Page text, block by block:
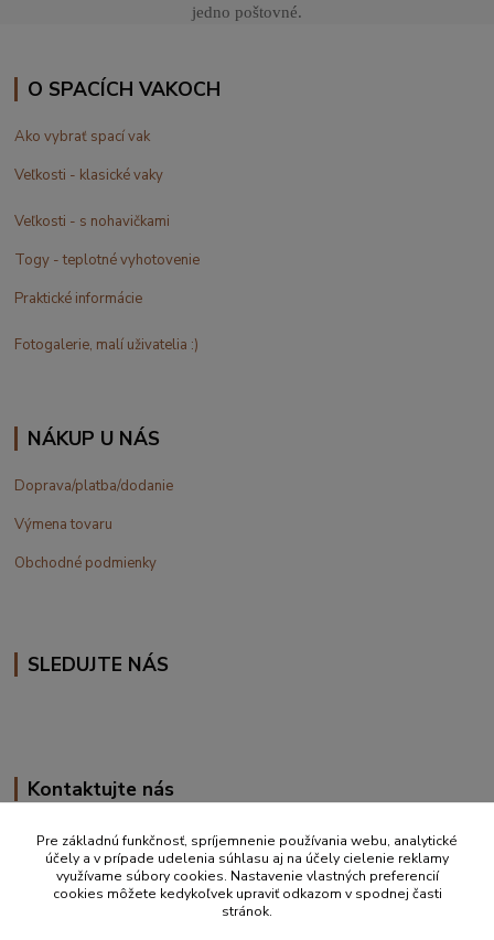
jedno poštovné.
O SPACÍCH VAKOCH
Ako vybrať spací vak
Veľkosti - klasické vaky
Veľkosti - s nohavičkami
Togy - teplotné vyhotovenie
Praktické informácie
Fotogalerie, malí uživatelia :)
NÁKUP U NÁS
Doprava/platba/dodanie
Výmena tovaru
Obchodné podmienky
SLEDUJTE NÁS
Kontaktujte nás
+420 777 610 855
info@vakynaspanie.sk
Pre základnú funkčnosť, spríjemnenie používania webu, analytické
účely a v prípade udelenia súhlasu aj na účely cielenie reklamy
využívame súbory cookies. Nastavenie vlastných preferencií
cookies môžete kedykoľvek upraviť odkazom v spodnej časti
stránok.